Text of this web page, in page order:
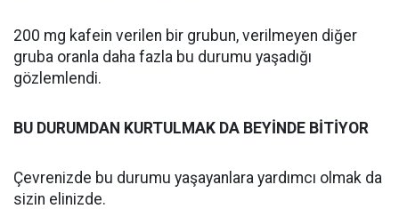
200 mg kafein verilen bir grubun, verilmeyen diğer
gruba oranla daha fazla bu durumu yaşadığı
gözlemlendi.
BU DURUMDAN KURTULMAK DA BEYİNDE BİTİYOR
Çevrenizde bu durumu yaşayanlara yardımcı olmak da
sizin elinizde.